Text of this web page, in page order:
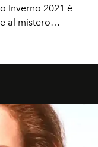
Inverno 2021 è
al mistero
alla direzione